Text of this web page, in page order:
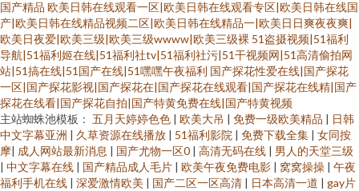
国产精品 欧美日韩在线观看一区|欧美日韩在线观看专区|欧美日韩在线国
产|欧美日韩在线精品视频二区|欧美日韩在线精品一|欧美日日爽夜夜爽|
欧美日夜爱|欧美三级|欧美三级wwww|欧美三级裸 51盗摄视频|51福利
导航|51福利姬在线|51福利社tv|51福利社污|51干视频网|51高清偷拍网
站|51搞在线|51国产在线|51嘿嘿午夜福利 国产探花性爱在线|国产探花
一区|国产探花影视|国产探花在|国产探花在线观看|国产探花在线精|国产
探花在线看|国产探花自拍|国产特黄免费在线|国产特黄视频
主站蜘蛛池模板： 五月天婷婷色色 | 欧美大吊 | 免费一级欧美精品 | 日韩
中文字幕亚洲 | 久草资源在线播放 | 51福利影院 | 免费下载全集 | 女同按
摩| 成人网站最新消息 | 国产尤物一区0 | 高清无码在线 | 男人的天堂三级
| 中文字幕在线 | 国产精品成人毛片 | 欧美午夜免费电影 | 窝窝操操 | 午夜
福利手机在线 | 深爱激情欧美 | 国产二区一区高清 | 日本高清一道 | gay片